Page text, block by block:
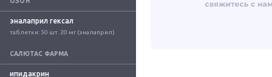
эналаприл гексал
таблетки: 50 шт. 20 мг (эналаприл)
САЛЮТАС ФАРМА
ипидакрин